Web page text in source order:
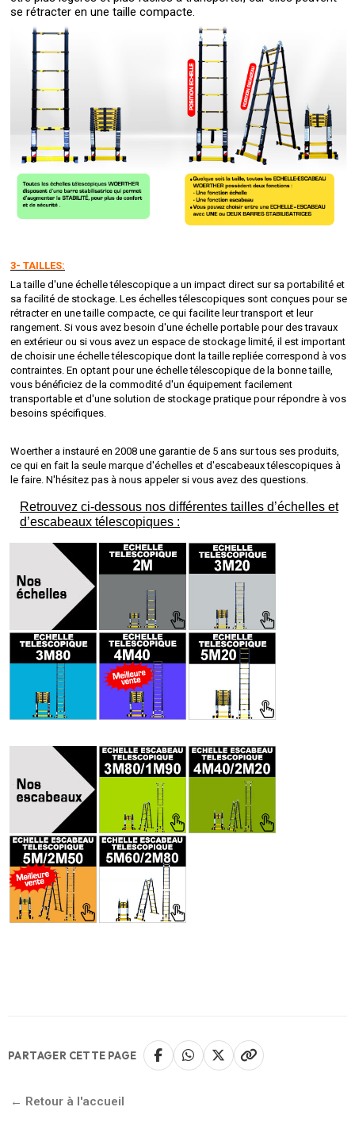
se rétracter en une taille compacte.
3- TAILLES:
La taille d'une échelle télescopique a un impact direct sur sa portabilité et
sa facilité de stockage. Les échelles télescopiques sont conçues pour se
rétracter en une taille compacte, ce qui facilite leur transport et leur
rangement. Si vous avez besoin d'une échelle portable pour des travaux
en extérieur ou si vous avez un espace de stockage limité, il est important
de choisir une échelle télescopique dont la taille repliée correspond à vos
contraintes. En optant pour une échelle télescopique de la bonne taille,
vous bénéficiez de la commodité d'un équipement facilement
transportable et d'une solution de stockage pratique pour répondre à vos
besoins spécifiques.
Woerther a instauré en 2008 une garantie de 5 ans sur tous ses produits,
ce qui en fait la seule marque d'échelles et d'escabeaux télescopiques à
le faire. N'hésitez pas à nous appeler si vous avez des questions.
Retrouvez ci-dessous nos différentes tailles d’échelles et
d’escabeaux télescopiques :
PARTAGER CETTE PAGE
Retour à l'accueil